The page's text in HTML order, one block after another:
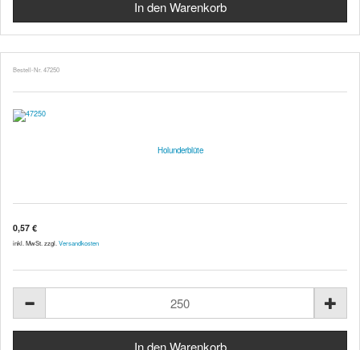
Bestell-Nr. 47250
Holunderblüte
0,57 €
inkl. MwSt. zzgl. Versandkosten